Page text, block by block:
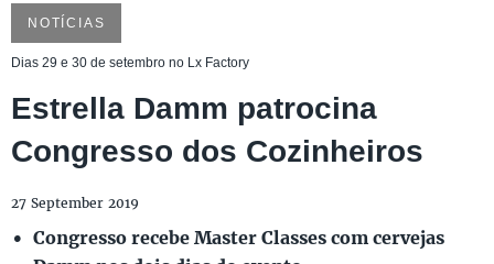
NOTÍCIAS
Dias 29 e 30 de setembro no Lx Factory
Estrella Damm patrocina
Congresso dos Cozinheiros
27 September 2019
Congresso recebe Master Classes com cervejas